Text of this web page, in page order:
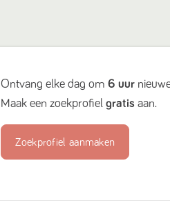
Ontvang elke dag om6 uur
Maak een zoekprofielgratis aan.
Zoekprofiel aanmaken